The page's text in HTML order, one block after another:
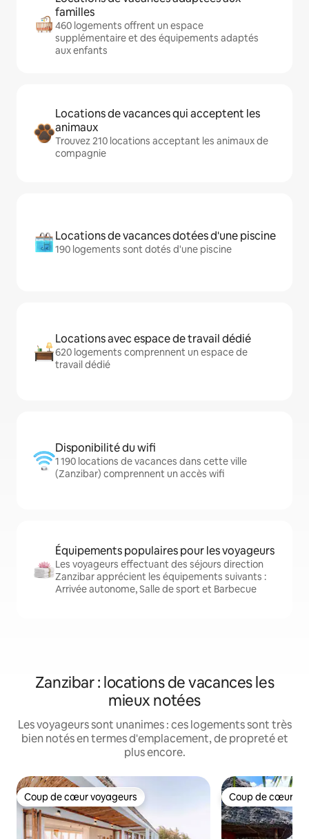
familles
460 logements offrent un espace
supplémentaire et des équipements adaptés
aux enfants
Locations de vacances qui acceptent les
animaux
Trouvez 210 locations acceptant les animaux de
compagnie
Locations de vacances dotées d'une piscine
190 logements sont dotés d'une piscine
Locations avec espace de travail dédié
620 logements comprennent un espace de
travail dédié
Disponibilité du wifi
1 190 locations de vacances dans cette ville
(Zanzibar) comprennent un accès wifi
Équipements populaires pour les voyageurs
Les voyageurs effectuant des séjours direction
Zanzibar apprécient les équipements suivants :
Arrivée autonome, Salle de sport et Barbecue
Zanzibar : locations de vacances les
mieux notées
Les voyageurs sont unanimes : ces logements sont très
bien notés en termes d'emplacement, de propreté et
plus encore.
Coup de cœur voyageurs
Coup de cœur voyageurs Coup de cœur
Coup de cœur